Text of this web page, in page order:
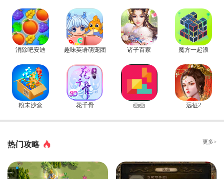
消除吧安迪 趣味英语萌宠团 诸子百家 魔方一起浪
粉末沙盒 花千骨 画画 远征2
热门攻略 更多>